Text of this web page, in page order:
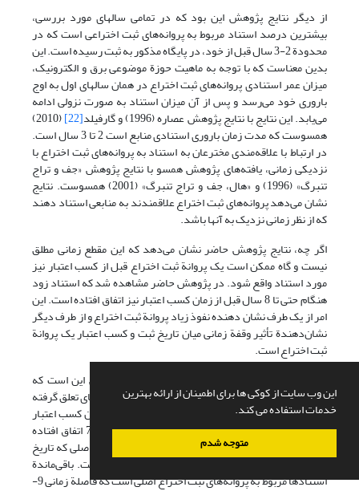
این وب سایت از کوکی ها برای اطمینان از ارائه بهترین
خدمات استفاده می کند.
متوجه شدم
از دیگر نتایج پژوهش این بود که در تمامی سالهای مورد بررسی،
بیشترین درصد استناد مربوط به پروانه‌های ثبت اختراعی است که در
محدودة 2-3 سال قبل از خود، در پایگاه مذکور به ثبت رسیده است. این
بدین معناست که با توجه به ماهیت حوزة موضوعی برق و الکترونیک،
میزان عمر استنادی پروانه‌های ثبت اختراع در همان سالهای اول به اوج
باروری خود می‌رسد و پس از آن میزان استناد به صورت نزولی ادامه
می‌یابد. این نتایج با نتایج پژوهش عصاره (1996) و گارفیلد [22]
(2010)
همسوست که مدت زمان باروری استنادی منابع است 2 تا 3 سال است.
در ارتباط با علاقه‌مندی مخترعان به استناد به پروانه‌های ثبت اختراع با
نزدیکی زمانی، یافته‌های پژوهش همسو با نتایج پژوهش «جف و تراج
تنبرگ» (1996) و «هال، جف و تراج تنبرگ» (2001) همسوست. نتایج
نشان می‌دهد پروانه‌های ثبت اختراع علاقمندند به منابعی استناد دهند
که از نظر زمانی نزدیک به آنها باشد.
اگر چه، نتایج پژوهش حاضر نشان می‌دهد که این مقطع زمانی مطلق
نیست و گاه ممکن است یک پروانة ثبت اختراع قبل از کسب اعتبار نیز
مورد استناد واقع شود. در پژوهش حاضر مشاهده شد که استناد زود
هنگام حتی تا 8 سال قبل از زمان کسب اعتبار نیز اتفاق افتاده است. این
امر از یک طرف نشان دهنده نفوذ زیاد پروانة ثبت اختراع و از طرف دیگر
نشان‌دهندة تأثیر وقفة زمانی میان تاریخ ثبت و کسب اعتبار یک پروانة
ثبت اختراع است.
از دیگر نتایج بررسی تأثیر وقفة زمانی در جریان دانش این است که
پروانه‌های ثبت اختراع اصلی، زمانی بیش از 50% از استنادهای تعلق گرفته
به خود را دریافت کرده‌اند، که 5 سال یا کمتر از آن از زمان کسب اعتبار
آنها گذشته است. 25% استنادها در وقفة زمانی بین 5-7 اتفاق افتاده
است؛ 10% از مجموع استنادها، به پروانه‌های ثبت اختراع اصلی که تاریخ
کسب آنها بین 7-9 سال طول کشیده، صورت گرفته است. باقی‌ماندة
استنادها مربوط به پروانه‌های ثبت اختراع اصلی است که فاصلة زمانی 9-